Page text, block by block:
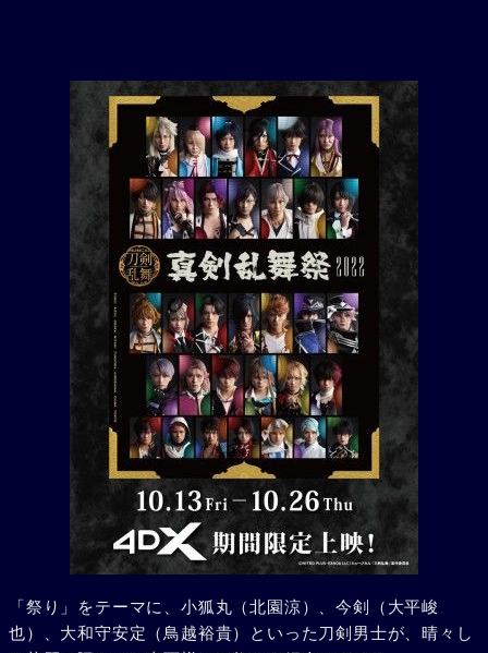
「祭り」をテーマに、小狐丸（北園涼）、今剣（大平峻
也）、大和守安定（鳥越裕貴）といった刀剣男士が、晴々し